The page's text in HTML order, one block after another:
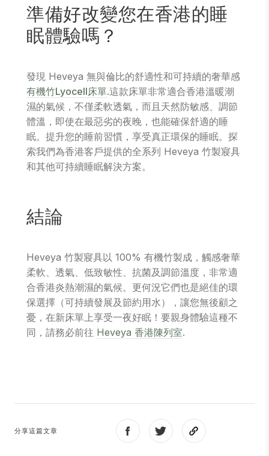
準備好改變您在香港的睡
眠體驗嗎？
發現 Heveya 無與倫比的舒適性和可持續的奢華感
有機竹Lyocell床單.這款床單非常適合香港溫暖潮
濕的氣候，不僅柔軟透氣，而且天然防敏感、調節
體溫，即使在最惡劣的夜晚，也能確保舒適的睡
眠。提升您的睡前習慣，享受真正環保的睡眠。探
索我們為香港客戶提供的全系列 Heveya 竹製寢具
和其他可持續睡眠解決方案。
結論
Heveya 竹製寢具以 100% 有機竹製成，觸感奢華
柔軟、透氣、低致敏性、抗菌及調節溫度，非常適
合香港炎熱潮濕的氣候。更何況它們也是絕佳的環
保選擇（可持續發展及節約用水），讓您無後顧之
憂，在新床單上享受一夜好眠！要親身體驗這種不
同，請務必前往 Heveya 香港陳列室.
分享這篇文章